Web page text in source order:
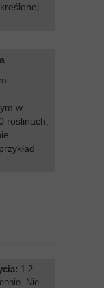
w
roślinach,
1-2
Nie